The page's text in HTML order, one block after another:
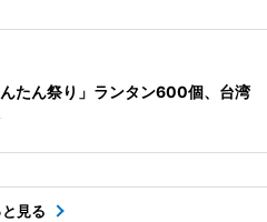
たん祭り」ランタン600個、台湾
見る